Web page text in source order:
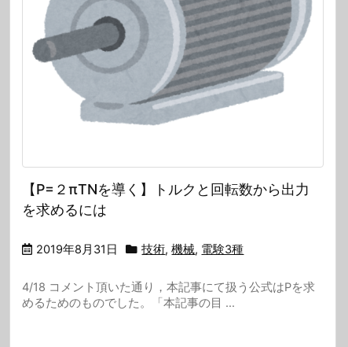
【P=２πTNを導く】トルクと回転数から出力
を求めるには
2019年8月31日 技術,機械, 電験3種
4/18 コメント頂いた通り，本記事にて扱う公式はPを求
めるためのものでした。「本記事の目 ...